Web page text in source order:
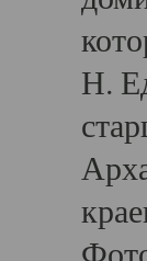
Н.